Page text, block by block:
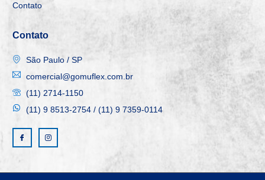
Contato
Contato
São Paulo / SP
comercial@gomuflex.com.br
(11) 2714-1150
(11) 9 8513-2754 / (11) 9 7359-0114